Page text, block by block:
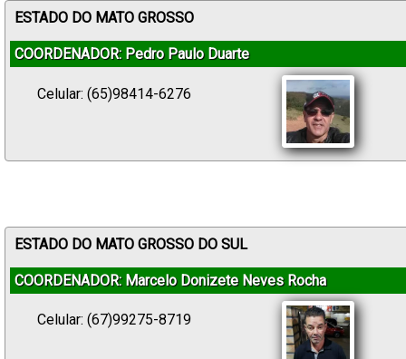
ESTADO DO MATO GROSSO
COORDENADOR: Pedro Paulo Duarte
Celular: (65)98414-6276
ESTADO DO MATO GROSSO DO SUL
COORDENADOR: Marcelo Donizete Neves Rocha
Celular: (67)99275-8719